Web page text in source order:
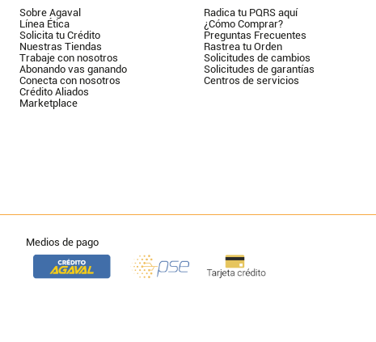
Sobre Agaval
Línea Ética
Solicita tu Crédito
Nuestras Tiendas
Trabaje con nosotros
Abonando vas ganando
Conecta con nosotros
Crédito Aliados
Marketplace
Radica tu PQRS aquí
¿Cómo Comprar?
Preguntas Frecuentes
Rastrea tu Orden
Solicitudes de cambios
Solicitudes de garantías
Centros de servicios
Medios de pago